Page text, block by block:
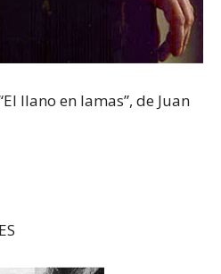
llano en lamas”, de Juan